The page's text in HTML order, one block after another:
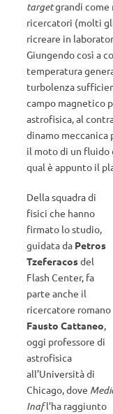
targetgrandi come
ricercatori (molti
ricreare in
Giungendo così a
temperatura
turbolenza
campo magnetico
astrofisica, al
dinamo meccanica
il moto di un
qual è appunto il
Della squadra di
fisici che hanno
firmato lo studio,
guidata da Petros
Tzeferacosdel
Flash Center, fa
parte anche il
ricercatore romano
Fausto Cattaneo,
oggi professore di
astrofisica
all’Università di
Chicago, dove
Inafl’ha raggiunto